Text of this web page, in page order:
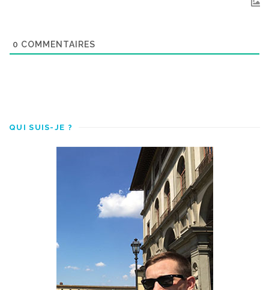
0 COMMENTAIRES
QUI SUIS-JE ?